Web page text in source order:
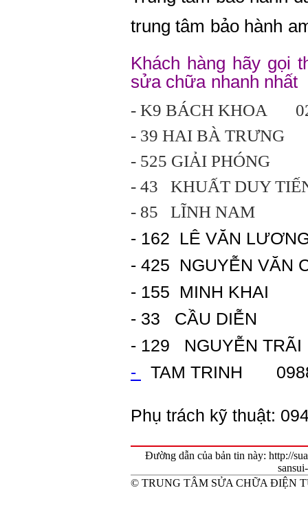
trung tâm bảo hành
Khách hàng hãy gọi
sửa chữa nhanh nhất
- K9 BÁCH KHOA
- 39 HAI BÀ
- 525 GIẢI PHÓNG
- 43 KHUẤT DUY
- 85 LĨNH NAM
- 162 LÊ VĂN
- 425 NGUYỄN
- 155 MINH KHAI
- 33 CẦU
- 129 NGUYỄN
-
TAM TRINH
Phụ trách kỹ thuật:
Đường dẫn của bản tin này: http://
© TRUNG TÂM SỬA CHỮA ĐIỆN